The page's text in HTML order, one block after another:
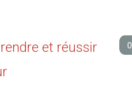
et réussir
0